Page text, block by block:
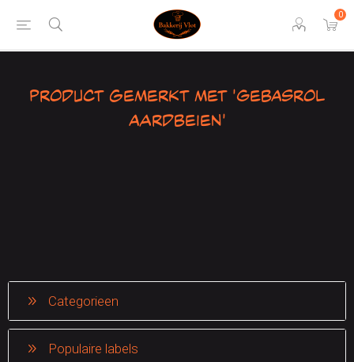
0
Product gemerkt met 'Gebasrol
aardbeien'
Categorieen
Populaire labels